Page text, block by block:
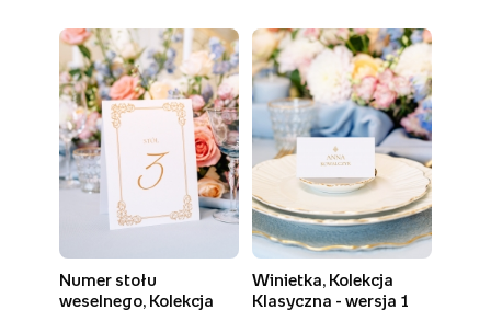
Numer stołu
weselnego, Kolekcja
Winietka, Kolekcja
Klasyczna - wersja 1